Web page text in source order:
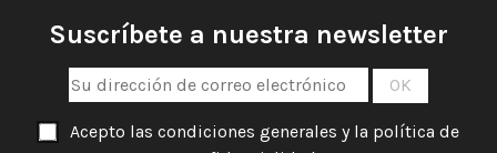
Suscríbete a nuestra newsletter
Acepto las condiciones generales y la política de